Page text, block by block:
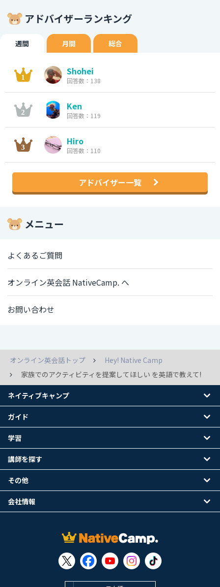
アドバイザーランキング
週間 月間 総合
Shohei
回答数：138
Ken
回答数：119
Hiro
回答数：110
アドバイザー一覧
メニュー
よくあるご質問
オンライン英会話 NativeCamp. へ
お問い合わせ
オンライン英会話トップ
Hey! Native Camp
家族でのアクティビティを提案してほしい を英語で教えて!
ネイティブキャンプ
ガイド
学習
講師を探す
その他
会社情報